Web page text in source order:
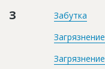
З
Забутка